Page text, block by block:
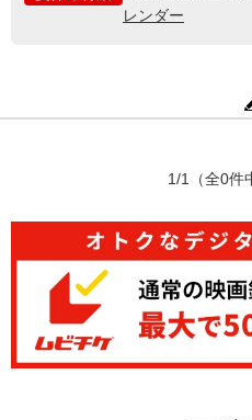
レンダー
1/1 （全0件